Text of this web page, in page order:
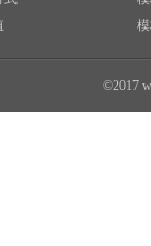
©2017